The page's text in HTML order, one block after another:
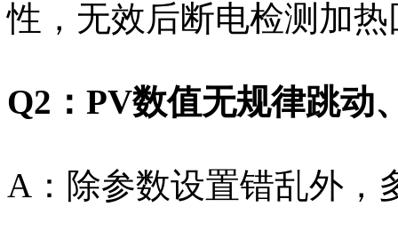
性，无效后断电检测加
Q2：PV数值无规律跳动
A：除参数设置错乱外，